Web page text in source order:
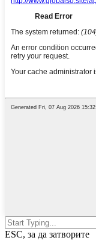
ESC, за да затворите